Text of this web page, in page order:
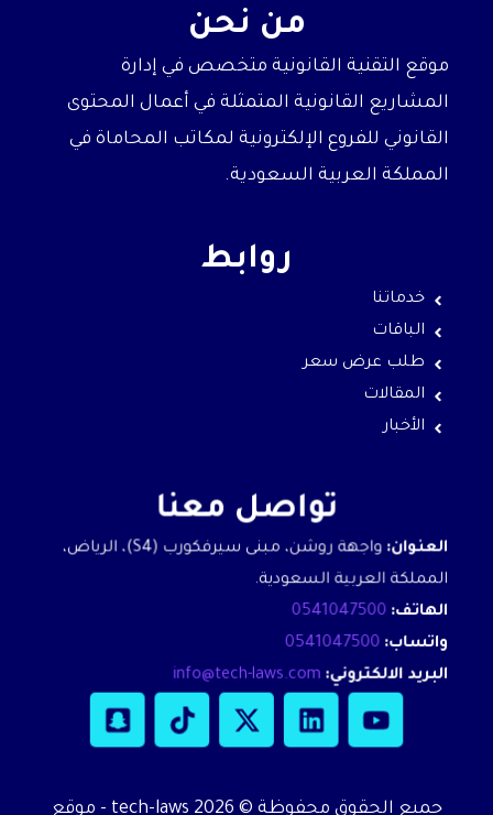
من نحن
موقع التقنية القانونية متخصص في إدارة
المشاريع القانونية المتمثلة في أعمال المحتوى
القانوني للفروع الإلكترونية لمكاتب المحاماة في
المملكة العربية السعودية.
روابط
خدماتنا
الباقات
طلب عرض سعر
المقالات
الأخبار
تواصل معنا
العنوان:
واجهة روشن، مبنى سيرفكورب (S4)، الرياض،
المملكة العربية السعودية.
الهاتف: 0541047500
واتساب: 0541047500
البريد الالكتروني: info@tech-laws.com
L
X
T
S
جميع الحقوق محفوظة © 2026 tech-laws - موقع